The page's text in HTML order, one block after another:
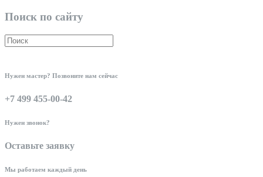
Поиск по сайту
Нужен мастер? Позвоните нам сейчас
+7 499 455-00-42
Нужен звонок?
Оставьте заявку
Мы работаем каждый день